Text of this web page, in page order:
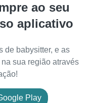
ao seu
aplicativo
de babysitter, e as
sua região através
Play